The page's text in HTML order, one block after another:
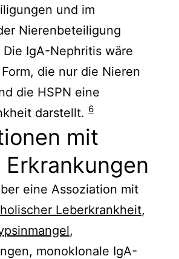
und im
Nierenbeteiligung
IgA-Nephritis wäre
die nur die Nieren
die HSPN eine
darstellt. 6
mit
eine Assoziation mit
Leberkrankheit,
,
monoklonale IgA-